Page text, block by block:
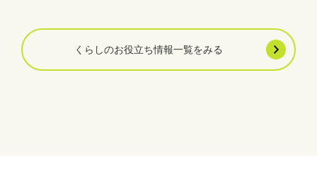
くらしのお役立ち情報一覧をみる